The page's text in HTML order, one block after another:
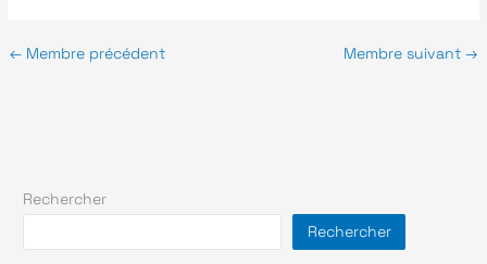
Recherche &
Développement
← Membre précédent Membre suivant →
Rechercher
Rechercher